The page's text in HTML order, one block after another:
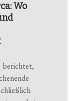
Wo